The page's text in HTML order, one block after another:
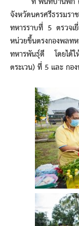
จังหวัดนครศรีธรรม
ทหารราบที่ 5 ตรวจเ
หน่วยขึ้นตรงกองพลท
ทหารพันธุ์ดี โดยได้
ตระเวน) ที่ 5 และ ก